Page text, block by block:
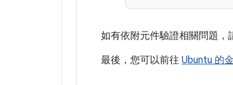
如有依附元件驗證相關問題，
最後，您可以前往 Ubuntu 的